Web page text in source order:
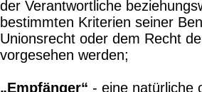
der Verantwortliche
bestimmten Kriterien seiner
Unionsrecht oder dem Recht
vorgesehen werden;
„Empfänger“ - eine natürliche